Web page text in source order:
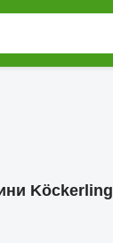
Köckerling